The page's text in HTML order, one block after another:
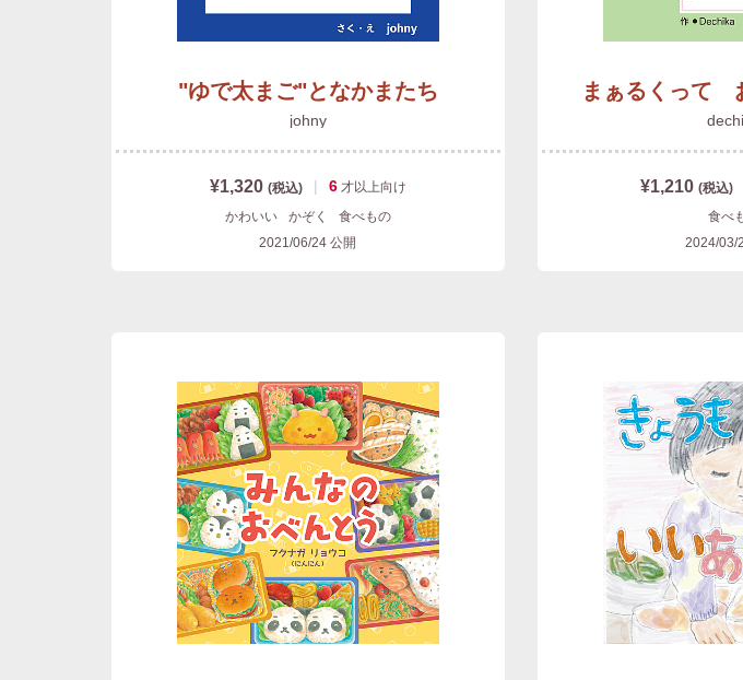
"ゆで太まご"となかまたち
johny
¥1,320 (税込) | 6 才以上向け
かわいい
かぞく
食べもの
2021/06/24 公開
まぁるくって
¥1,210 (税込)
食べ
2024/03/